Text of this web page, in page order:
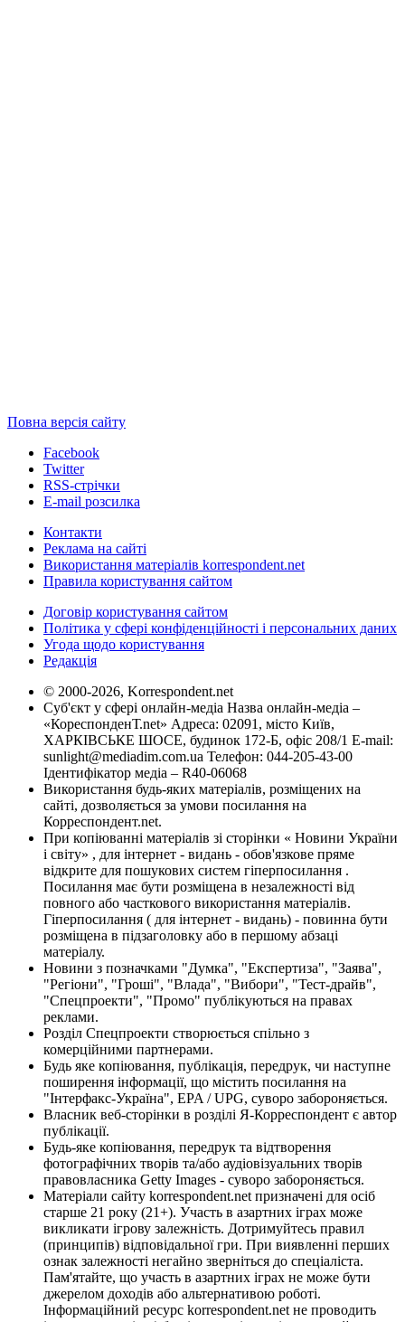
Повна версія сайту
Facebook
Twitter
RSS-стрічки
E-mail розсилка
Контакти
Реклама на сайті
Використання матеріалів korrespondent.net
Правила користування сайтом
Договір користування сайтом
Політика у сфері конфіденційності і персональних даних
Угода щодо користування
Редакція
© 2000-2026, Korrespondent.net
Суб'єкт у сфері онлайн-медіа Назва онлайн-медіа –
«КореспонденТ.net» Адреса: 02091, місто Київ,
ХАРКІВСЬКЕ ШОСЕ, будинок 172-Б, офіс 208/1 E-mail:
sunlight@mediadim.com.ua Телефон: 044-205-43-00
Ідентифікатор медіа – R40-06068
Використання будь-яких матеріалів, розміщених на
сайті, дозволяється за умови посилання на
Корреспондент.net.
При копіюванні матеріалів зі сторінки « Новини України
і світу» , для інтернет - видань - обов'язкове пряме
відкрите для пошукових систем гіперпосилання .
Посилання має бути розміщена в незалежності від
повного або часткового використання матеріалів.
Гіперпосилання ( для інтернет - видань) - повинна бути
розміщена в підзаголовку або в першому абзаці
матеріалу.
Новини з позначками "Думка", "Експертиза", "Заява",
"Регіони", "Гроші", "Влада", "Вибори", "Тест-драйв",
"Спецпроекти", "Промо" публікуються на правах
реклами.
Розділ Спецпроекти створюється спільно з
комерційними партнерами.
Будь яке копіювання, публікація, передрук, чи наступне
поширення інформації, що містить посилання на
"Інтерфакс-Україна", EPA / UPG, суворо забороняється.
Власник веб-сторінки в розділі Я-Корреспондент є автор
публікації.
Будь-яке копіювання, передрук та відтворення
фотографічних творів та/або аудіовізуальних творів
правовласника Getty Images - суворо забороняється.
Матеріали сайту korrespondent.net призначені для осіб
старше 21 року (21+). Участь в азартних іграх може
викликати ігрову залежність. Дотримуйтесь правил
(принципів) відповідальної гри. При виявленні перших
ознак залежності негайно зверніться до спеціаліста.
Пам'ятайте, що участь в азартних іграх не може бути
джерелом доходів або альтернативою роботі.
Інформаційний ресурс korrespondent.net не проводить